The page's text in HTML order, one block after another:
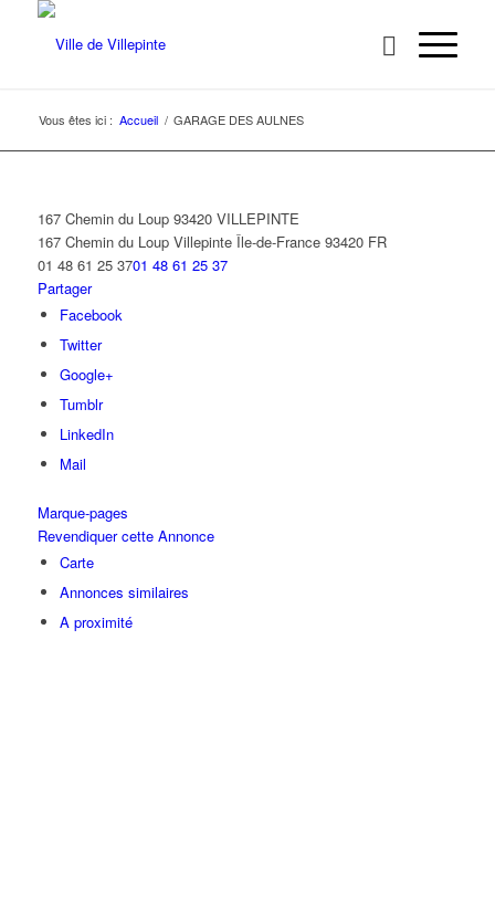
Vous êtes ici : Accueil / GARAGE DES AULNES
167 Chemin du Loup 93420 VILLEPINTE
167 Chemin du Loup Villepinte Île-de-France 93420 FR
01 48 61 25 3701 48 61 25 37
Partager
Facebook
Twitter
Google+
Tumblr
LinkedIn
Mail
Marque-pages
Revendiquer cette Annonce
Carte
Annonces similaires
A proximité